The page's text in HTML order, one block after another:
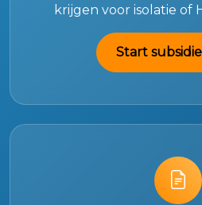
krijgen voor isolatie of
Start